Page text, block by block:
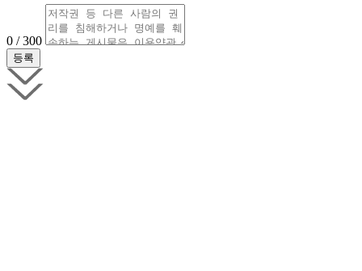
0 / 300